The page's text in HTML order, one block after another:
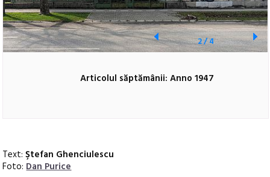
Articolul săptămânii: Anno 1947
2/4
Text:Ştefan Ghenciulescu
Foto:Dan Purice